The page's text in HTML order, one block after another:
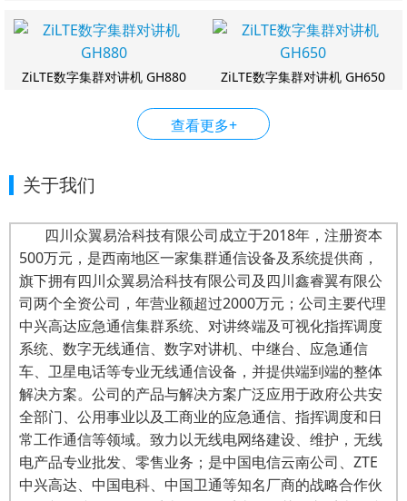
ZiLTE数字集群对讲机 GH880 ZiLTE数字集群对讲机 GH650
查看更多+
关于我们
四川众翼易洽科技有限公司成立于2018年，注册资本
500万元，是西南地区一家集群通信设备及系统提供商，
旗下拥有四川众翼易洽科技有限公司及四川鑫睿翼有限公
司两个全资公司，年营业额超过2000万元；公司主要代理
中兴高达应急通信集群系统、对讲终端及可视化指挥调度
系统、数字无线通信、数字对讲机、中继台、应急通信
车、卫星电话等专业无线通信设备，并提供端到端的整体
解决方案。公司的产品与解决方案广泛应用于政府公共安
全部门、公用事业以及工商业的应急通信、指挥调度和日
常工作通信等领域。致力以无线电网络建设、维护，无线
电产品专业批发、零售业务；是中国电信云南公司、ZTE
中兴高达、中国电科、中国卫通等知名厂商的战略合作伙